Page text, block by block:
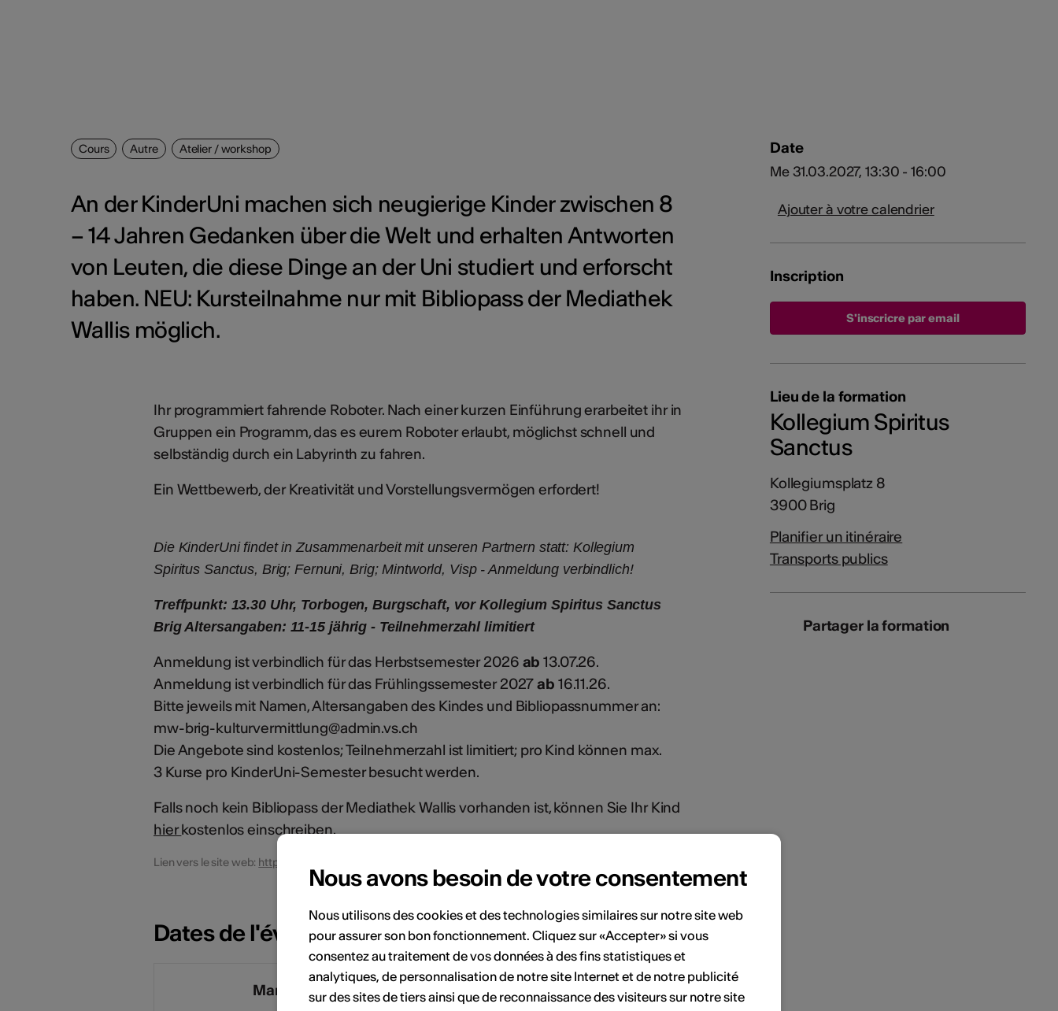
Cours Autre Atelier / workshop
An der KinderUni machen sich neugierige Kinder zwischen 8
– 14 Jahren Gedanken über die Welt und erhalten Antworten
von Leuten, die diese Dinge an der Uni studiert und erforscht
haben. NEU: Kursteilnahme nur mit Bibliopass der Mediathek
Wallis möglich.
Ihr programmiert fahrende Roboter. Nach einer kurzen Einführung erarbeitet ihr in
Gruppen ein Programm, das es eurem Roboter erlaubt, möglichst schnell und
selbständig durch ein Labyrinth zu fahren.
Ein Wettbewerb, der Kreativität und Vorstellungsvermögen erfordert!
Die KinderUni findet in Zusammenarbeit mit unseren Partnern statt: Kollegium
Spiritus Sanctus, Brig; Fernuni, Brig; Mintworld, Visp - Anmeldung verbindlich!
Treffpunkt: 13.30 Uhr, Torbogen, Burgschaft, vor Kollegium Spiritus Sanctus
Brig Altersangaben: 11-15 jährig - Teilnehmerzahl limitiert
Anmeldung ist verbindlich für das Herbstsemester 2026 ab13.07.26.
Anmeldung ist verbindlich für das Frühlingssemester 2027ab 16.11.26.
Bitte jeweils mit Namen, Altersangaben des Kindes und Bibliopassnummer an:
mw-brig-kulturvermittlung@admin.vs.ch
Die Angebote sind kostenlos; Teilnehmerzahl ist limitiert; pro Kind können max.
3 Kurse pro KinderUni-Semester besucht werden.
Falls noch kein Bibliopass der Mediathek Wallis vorhanden ist, können Sie Ihr Kind
hierkostenlos einschreiben.
Lien vers le site web: https://www.mediathek.ch
Dates de l'événement
Mars 2027 Avril 2027
Date
Me 31.03.2027, 13:30 - 16:00
Ajouter à votre calendrier
Inscription
S'inscricre par email
Lieu de la formation
Kollegium Spiritus
Sanctus
Kollegiumsplatz 8
3900 Brig
Planifier un itinéraire
Transports publics
Partager la formation
Nous avons besoin de votre consentement
Nous utilisons des cookies et des technologies similaires sur notre site web
pour assurer son bon fonctionnement. Cliquez sur «Accepter» si vous
consentez au traitement de vos données à des fins statistiques et
analytiques, de personnalisation de notre site Internet et de notre publicité
sur des sites de tiers ainsi que de reconnaissance des visiteurs sur notre site